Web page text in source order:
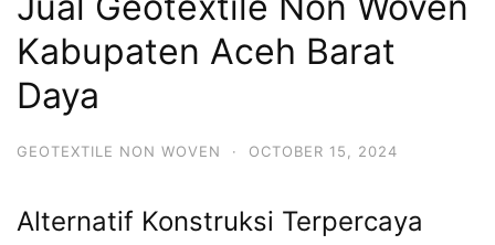
Kabupaten Aceh Barat
Daya
GEOTEXTILE NON WOVEN · OCTOBER 15, 2024
Alternatif Konstruksi Terpercaya